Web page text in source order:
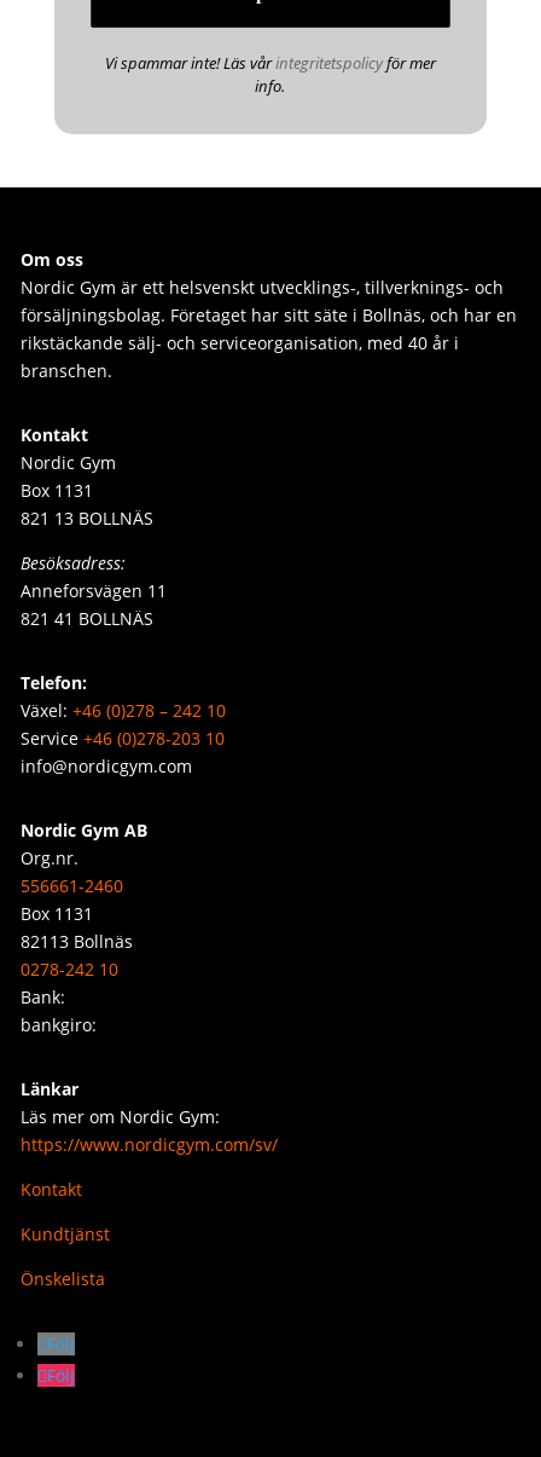
Vi spammar inte! Läs vårintegritetspolicyför mer
info.
Om oss
Nordic Gym är ett helsvenskt utvecklings-, tillverknings- och
försäljningsbolag. Företaget har sitt säte i Bollnäs, och har en
rikstäckande sälj- och serviceorganisation, med 40 år i
branschen.
Kontakt
Nordic Gym
Box 1131
821 13 BOLLNÄS
Besöksadress:
Anneforsvägen 11
821 41 BOLLNÄS
Telefon:
Växel: +46 (0)278 – 242 10
Service +46 (0)278-203 10
info@nordicgym.com
Nordic Gym AB
Org.nr.
556661-2460
Box 1131
82113 Bollnäs
0278-242 10
Bank:
bankgiro:
Länkar
Läs mer om Nordic Gym:
https://www.nordicgym.com/sv/
Kontakt
Kundtjänst
Önskelista
Följ
Följ